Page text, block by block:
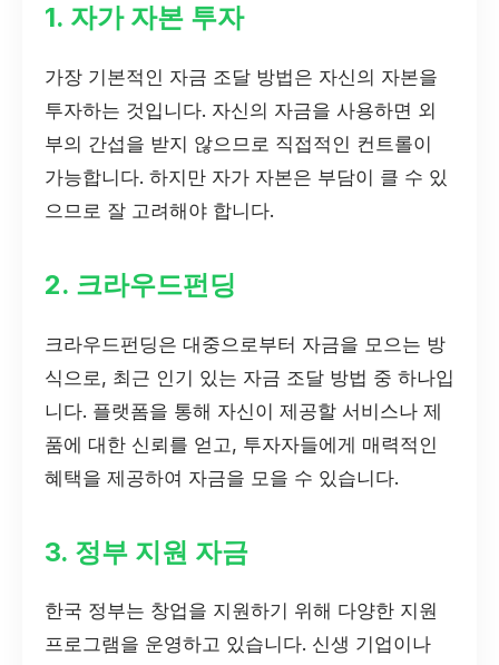
1. 자가 자본 투자
가장 기본적인 자금 조달 방법은 자신의 자본을
투자하는 것입니다. 자신의 자금을 사용하면 외
부의 간섭을 받지 않으므로 직접적인 컨트롤이
가능합니다. 하지만 자가 자본은 부담이 클 수 있
으므로 잘 고려해야 합니다.
2. 크라우드펀딩
크라우드펀딩은 대중으로부터 자금을 모으는 방
식으로, 최근 인기 있는 자금 조달 방법 중 하나입
니다. 플랫폼을 통해 자신이 제공할 서비스나 제
품에 대한 신뢰를 얻고, 투자자들에게 매력적인
혜택을 제공하여 자금을 모을 수 있습니다.
3. 정부 지원 자금
한국 정부는 창업을 지원하기 위해 다양한 지원
프로그램을 운영하고 있습니다. 신생 기업이나